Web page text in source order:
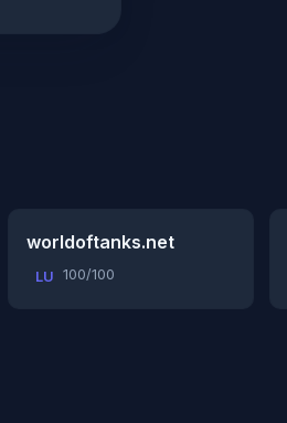
worldoftanks.net
LU 100/100